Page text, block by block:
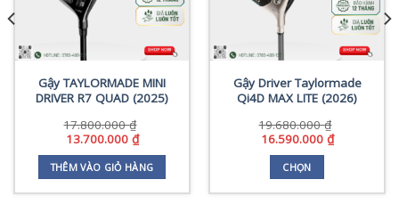
Gậy TAYLORMADE MINI
DRIVER R7 QUAD (2025)
17.800.000₫
Giá
gốc
là:
17.800.000 ₫.
13.700.000 ₫Giá
hiện
tại
là:
13.700.000 ₫.
THÊM VÀO GIỎ HÀNG
Gậy Driver Taylormade
Qi4D MAX LITE (2026)
19.680.000₫
Giá
gốc
19.680.000 ₫.
16.590.000 ₫Giá
16.590.000
CHỌN